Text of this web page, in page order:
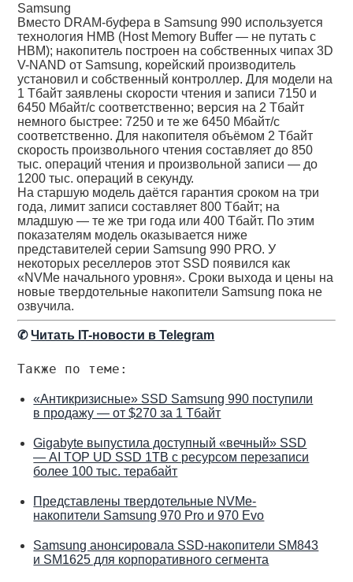
Samsung
Вместо DRAM-буфера в Samsung 990 используется
технология HMB (Host Memory Buffer — не путать с
HBM); накопитель построен на собственных чипах 3D
V-NAND от Samsung, корейский производитель
установил и собственный контроллер. Для модели на
1 Тбайт заявлены скорости чтения и записи 7150 и
6450 Мбайт/с соответственно; версия на 2 Тбайт
немного быстрее: 7250 и те же 6450 Мбайт/с
соответственно. Для накопителя объёмом 2 Тбайт
скорость произвольного чтения составляет до 850
тыс. операций чтения и произвольной записи — до
1200 тыс. операций в секунду.
На старшую модель даётся гарантия сроком на три
года, лимит записи составляет 800 Тбайт; на
младшую — те же три года или 400 Тбайт. По этим
показателям модель оказывается ниже
представителей серии Samsung 990 PRO. У
некоторых реселлеров этот SSD появился как
«NVMe начального уровня». Сроки выхода и цены на
новые твердотельные накопители Samsung пока не
озвучила.
✆Читать IT-новости в Telegram
Также по теме:
«Антикризисные» SSD Samsung 990 поступили
в продажу — от $270 за 1 Тбайт
Gigabyte выпустила доступный «вечный» SSD
— AI TOP UD SSD 1TB с ресурсом перезаписи
более 100 тыс. терабайт
Представлены твердотельные NVMe-
накопители Samsung 970 Pro и 970 Evo
Samsung анонсировала SSD-накопители SM843
и SM1625 для корпоративного сегмента